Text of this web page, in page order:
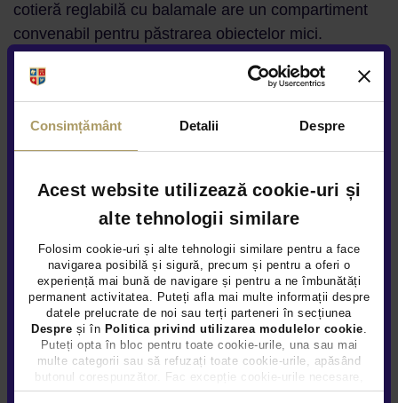
Consimțământ Detalii Despre
Acest website utilizează cookie-uri și
alte tehnologii similare
Folosim cookie-uri și alte tehnologii similare pentru a face
navigarea posibilă și sigură, precum și pentru a oferi o
experiență mai bună de navigare și pentru a ne îmbunătăți
permanent activitatea. Puteți afla mai multe informații despre
datele prelucrate de noi sau terți parteneri în secțiunea
Despre și în Politica privind utilizarea modulelor cookie
Puteți opta în bloc pentru toate cookie-urile, una sau mai
multe categorii sau să refuzați toate cookie-urile, apăsând
butonul corespunzător. Fac excepție cookie-urile necesare,
care sunt activate automat, conform legislației în vigoare.
cotieră reglabilă cu balamale are un compartiment
convenabil pentru păstrarea obiectelor mici.
Cutie de depozitare inclusă
maneta schimbatorului de viteze este situata in
fata - iar maneta franei de parcare sub cotiera;
când scaunul șoferului este mutat aproape de
volan, vă rugăm să pliați cotiera pentru a
facilita accesul.